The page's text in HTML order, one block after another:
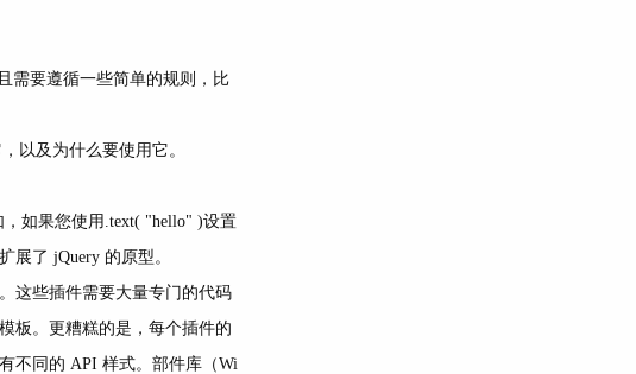
需要遵循一些简单的规则，比
以及为什么要使用它。
如果您使用.text( "hello" )设置
了 jQuery 的原型。
这些插件需要大量专门的代码
板。更糟糕的是，每个插件的
不同的 API 样式。部件库（Wi